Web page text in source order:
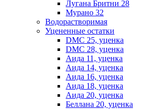
Лугана Бритни 28
Мурано 32
Водорастворимая
Уцененные остатки
DMC 25, уценка
DMC 28, уценка
Аида 11, уценка
Аида 14, уценка
Аида 16, уценка
Аида 18, уценка
Аида 20, уценка
Беллана 20, уценка